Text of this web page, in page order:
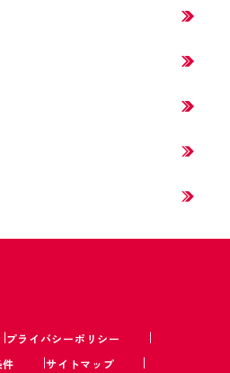
プライバシーポリシー
サイトマップ